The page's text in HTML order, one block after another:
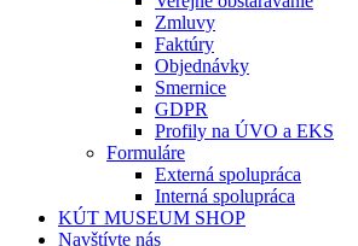
Zmluvy
Faktúry
Objednávky
Smernice
GDPR
Profily na ÚVO a EKS
Formuláre
Externá spolupráca
Interná spolupráca
KÚT MUSEUM SHOP
Navštívte nás